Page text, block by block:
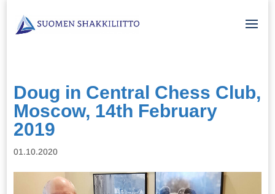
Doug in Central Chess Club,
Moscow, 14th February
2019
01.10.2020